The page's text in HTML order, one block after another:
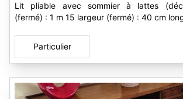
Lit pliable avec sommier à lattes
(fermé) : 1 m 15 largeur (fermé) : 40 cm
Particulier